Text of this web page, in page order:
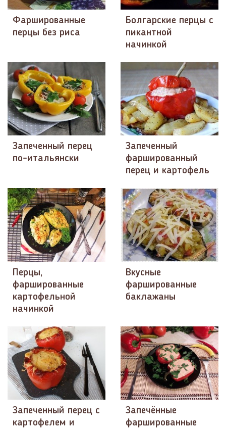
Фаршированные
перцы без риса
Болгарские перцы с
пикантной
начинкой
Запеченный перец
по-итальянски
Запеченный
фаршированный
перец и картофель
Перцы,
фаршированные
картофельной
начинкой
Вкусные
фаршированные
баклажаны
Запеченный перец с
картофелем и
Запечённые
фаршированные